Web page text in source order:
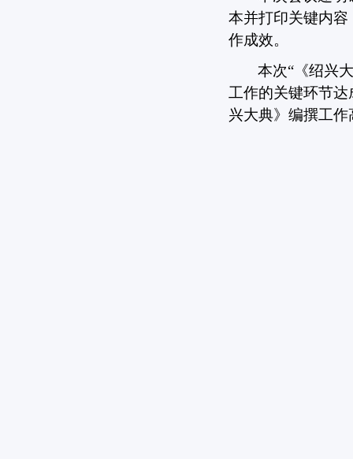
本并打印关键内
作成效。
本次“ 《绍兴
工作的关键环节
兴大典》编撰工